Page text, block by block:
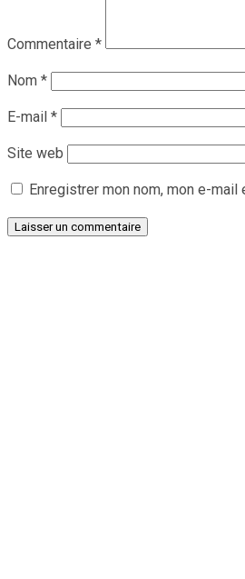
Commentaire *
Nom *
E-mail *
Site web
Enregistrer mon nom, mon e-